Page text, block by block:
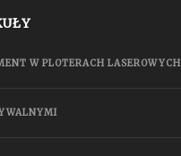
W PLOTERACH LASEROWYCH